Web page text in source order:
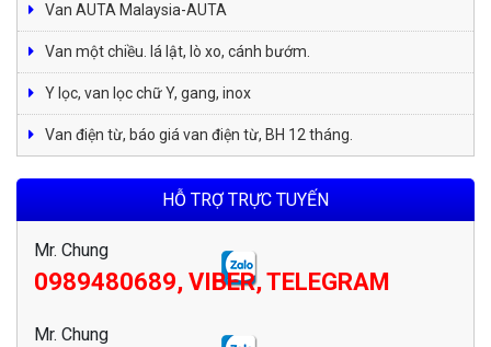
Van AUTA Malaysia-AUTA
Van một chiều. lá lật, lò xo, cánh bướm.
Y lọc, van lọc chữ Y, gang, inox
Van điện từ, báo giá van điện từ, BH 12 tháng.
HỖ TRỢ TRỰC TUYẾN
Mr. Chung
0989480689, VIBER, TELEGRAM
Mr. Chung